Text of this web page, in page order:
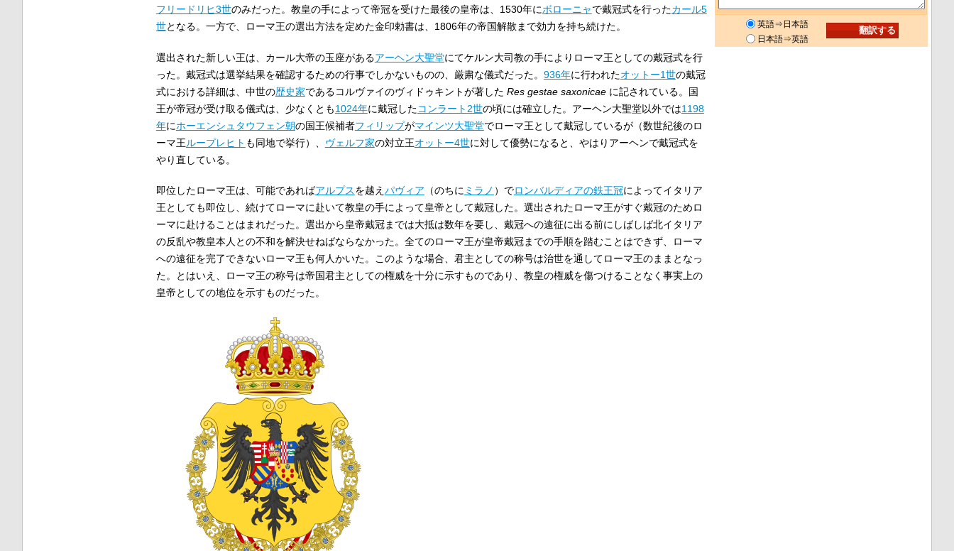
フリードリヒ3世のみだった。教皇の手によって帝冠を受けた最後の皇帝は、1530年にボローニャで戴冠式を行ったカール5
世となる。一方で、ローマ王の選出方法を定めた金印勅書は、1806年の帝国解散まで効力を持ち続けた。
選出された新しい王は、カール大帝の玉座があるアーヘン大聖堂にてケルン大司教の手によりローマ王としての戴冠式を行
った。戴冠式は選挙結果を確認するための行事でしかないものの、厳粛な儀式だった。 936年に行われたオットー1世の戴冠
式における詳細は、中世の歴史家であるコルヴァイのヴィドゥキントが著した Res gestae saxonicaeに記されている。国
王が帝冠が受け取る儀式は、少なくとも1024年に戴冠したコンラート2世の頃には確立した。アーヘン大聖堂以外では1198
年にホーエンシュタウフェン朝の国王候補者フィリップがマインツ大聖堂でローマ王として戴冠しているが（数世紀後のロ
ーマ王ループレヒト も同地で挙行）、 ヴェルフ家の対立王オットー4世に対して優勢になると、やはりアーヘンで戴冠式を
やり直している。
即位したローマ王は、可能であればアルプスを越え パヴィア （のちに ミラノ ）でロンバルディアの鉄王冠によってイタリア
王としても即位し、続けてローマに赴いて教皇の手によって皇帝として戴冠した。選出されたローマ王がすぐ戴冠のためロ
ーマに赴けることはまれだった。選出から皇帝戴冠までは大抵は数年を要し、戴冠への遠征に出る前にしばしば北イタリア
の反乱や教皇本人との不和を解決せねばならなかった。全てのローマ王が皇帝戴冠までの手順を踏むことはできず、ローマ
への遠征を完了できないローマ王も何人かいた。このような場合、君主としての称号は治世を通してローマ王のままとなっ
た。とはいえ、ローマ王の称号は帝国君主としての権威を十分に示すものであり、教皇の権威を傷つけることなく事実上の
皇帝としての地位を示すものだった。
英語⇒日本語
日本語⇒英語